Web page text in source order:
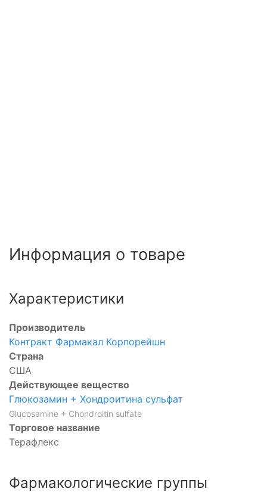
Информация о товаре
Характеристики
Производитель
Контракт Фармакал Корпорейшн
Страна
США
Действующее вещество
Глюкозамин + Хондроитина сульфат
Glucosamine + Chondroitin sulfate
Торговое название
Терафлекс
Фармакологические группы